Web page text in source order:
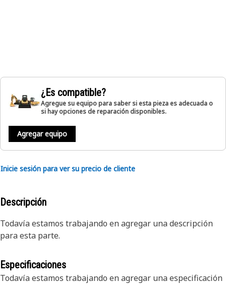
¿Es compatible?
Agregue su equipo para saber si esta pieza es adecuada o
si hay opciones de reparación disponibles.
Agregar equipo
Inicie sesión para ver su precio de cliente
Descripción
Todavía estamos trabajando en agregar una descripción
para esta parte.
Especificaciones
Todavía estamos trabajando en agregar una especificación